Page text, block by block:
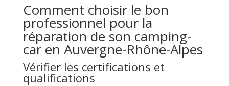
Comment choisir le bon
professionnel pour la
réparation de son camping-
car en Auvergne-Rhône-Alpes
Vérifier les certifications et
qualifications